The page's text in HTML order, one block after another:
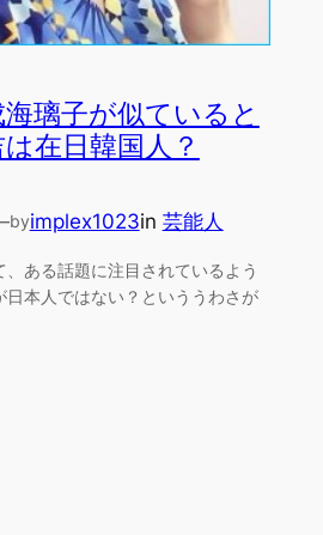
璃子が似ていると
在日韓国人？
byimplex1023in 芸能人
ある話題に注目されているよう
日本人ではない？といううわさが